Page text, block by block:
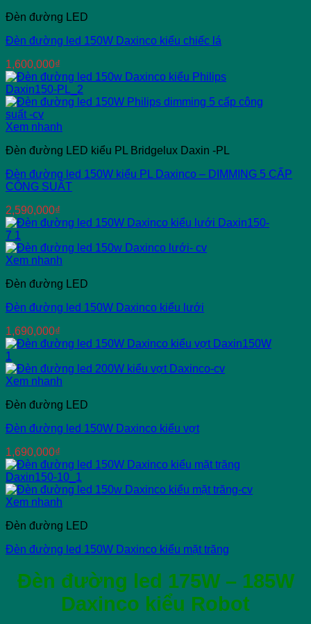
Đèn đường LED
Đèn đường led 150W Daxinco kiểu chiếc lá
1,600,000₫
Xem nhanh
Đèn đường LED kiểu PL Bridgelux Daxin -PL
Đèn đường led 150W kiểu PL Daxinco – DIMMING 5 CẤP
CÔNG SUẤT
2,590,000₫
Xem nhanh
Đèn đường LED
Đèn đường led 150W Daxinco kiểu lưới
1,690,000₫
Xem nhanh
Đèn đường LED
Đèn đường led 150W Daxinco kiểu vợt
1,690,000₫
Xem nhanh
Đèn đường LED
Đèn đường led 150W Daxinco kiểu mặt trăng
Đèn đường led 175W– 185W
Daxinco kiểu Robot